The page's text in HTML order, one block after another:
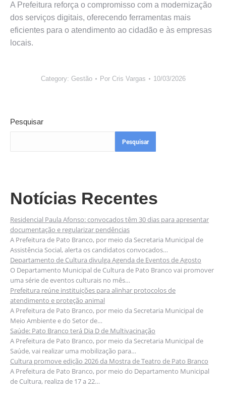
A Prefeitura reforça o compromisso com a modernização
dos serviços digitais, oferecendo ferramentas mais
eficientes para o atendimento ao cidadão e às empresas
locais.
Category: Gestão Por Cris Vargas 10/03/2026
Pesquisar
Pesquisar
Notícias Recentes
Residencial Paula Afonso: convocados têm 30 dias para apresentar
documentação e regularizar pendências
A Prefeitura de Pato Branco, por meio da Secretaria Municipal de
Assistência Social, alerta os candidatos convocados…
Departamento de Cultura divulga Agenda de Eventos de Agosto
O Departamento Municipal de Cultura de Pato Branco vai promover
uma série de eventos culturais no mês…
Prefeitura reúne instituições para alinhar protocolos de
atendimento e proteção animal
A Prefeitura de Pato Branco, por meio da Secretaria Municipal de
Meio Ambiente e do Setor de…
Saúde: Pato Branco terá Dia D de Multivacinação
A Prefeitura de Pato Branco, por meio da Secretaria Municipal de
Saúde, vai realizar uma mobilização para…
Cultura promove edição 2026 da Mostra de Teatro de Pato Branco
A Prefeitura de Pato Branco, por meio do Departamento Municipal
de Cultura, realiza de 17 a 22…